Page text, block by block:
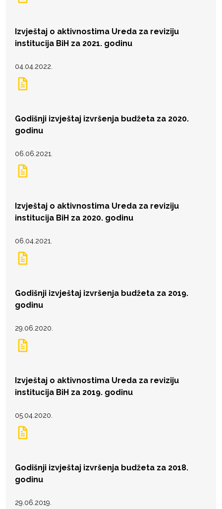
Izvještaj o aktivnostima Ureda za reviziju
institucija BiH za 2021. godinu
04.04.2022.
Godišnji izvještaj izvršenja budžeta za 2020.
godinu
06.06.2021.
Izvještaj o aktivnostima Ureda za reviziju
institucija BiH za 2020. godinu
06.04.2021.
Godišnji izvještaj izvršenja budžeta za 2019.
godinu
29.06.2020.
Izvještaj o aktivnostima Ureda za reviziju
institucija BiH za 2019. godinu
05.04.2020.
Godišnji izvještaj izvršenja budžeta za 2018.
godinu
29.06.2019.